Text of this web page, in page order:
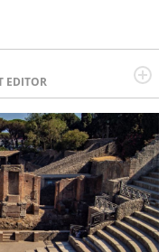
EDITOR
e di yoga, ama
Curiosa,
leggere ma